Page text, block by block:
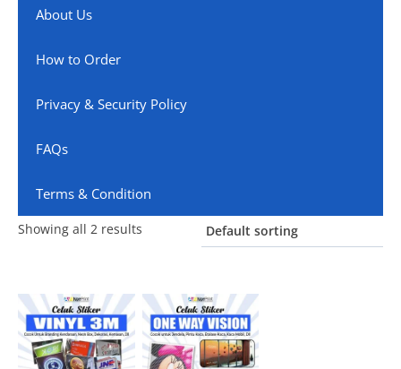
About Us
How to Order
Privacy & Security Policy
FAQs
Terms & Condition
Showing all 2 results